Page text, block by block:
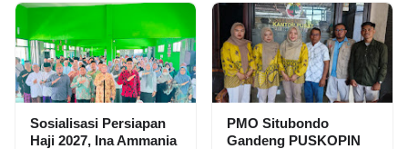
Sosialisasi Persiapan
Haji 2027, Ina Ammania
PMO Situbondo
Gandeng PUSKOPIN